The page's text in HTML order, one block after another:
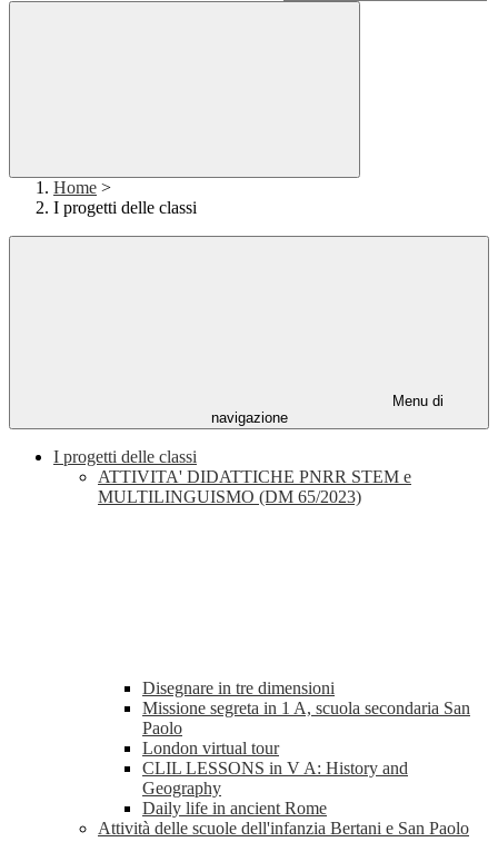
Home >
I progetti delle classi
Menu di
navigazione
I progetti delle classi
ATTIVITA' DIDATTICHE PNRR STEM e
MULTILINGUISMO (DM 65/2023)
Disegnare in tre dimensioni
Missione segreta in 1 A, scuola secondaria San
Paolo
London virtual tour
CLIL LESSONS in V A: History and
Geography
Daily life in ancient Rome
Attività delle scuole dell'infanzia Bertani e San Paolo